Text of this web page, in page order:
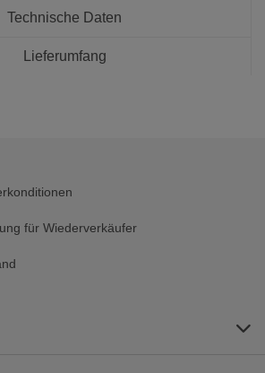
Technische Daten
Lieferumfang
für Wiederverkäufer